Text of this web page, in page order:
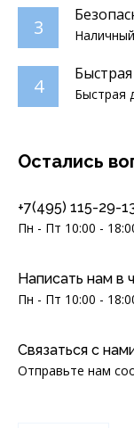
3
4 Быстрая
Остались
+7(495) 115-29-
Пн - Пт 10:00 -
Написать нам в
Пн - Пт 10:00 -
Связаться с
Отправьте нам